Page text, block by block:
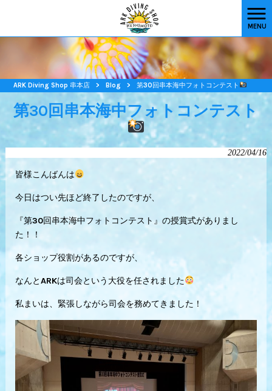
MENU
ARK Diving Shop 串本店 > Blog > 第30回串本海中フォトコンテスト
第30回串本海中フォトコンテスト
2022/04/16
皆様こんばんは
今日はつい先ほど終了したのですが、
『第30回串本海中フォトコンテスト』の授賞式がありまし
た！！
各ショップ役割があるのですが、
なんとARKは司会という大役を任されました
私まいは、緊張しながら司会を務めてきました！